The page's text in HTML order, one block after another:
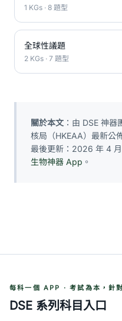
1 KGs · 8 題型
全球性議題
2 KGs · 7 題型
關於本文 ：由 DSE 神
核局（HKEAA）最新公
最後更新：2026 年 4
生物神器 App 。
每科一個 APP · 考試為本，針
DSE 系列科目入口